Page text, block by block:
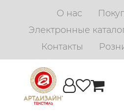
О нас
Электронные
Контакты